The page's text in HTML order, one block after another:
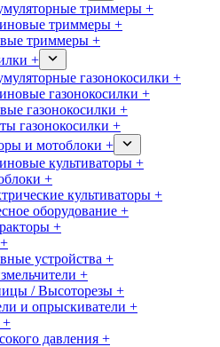
триммеры +
триммеры +
триммеры +
+
газонокосилки +
газонокосилки +
газонокосилки +
газонокосилки +
и мотоблоки +
культиваторы +
+
культиваторы +
оборудование +
+
устройства +
+
/ Высоторезы +
и опрыскиватели +
+
давления +